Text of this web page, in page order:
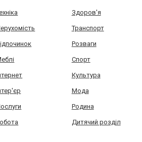
Здоров'я
Транспорт
Розваги
Спорт
Культура
Мода
Родина
Дитячий розділ